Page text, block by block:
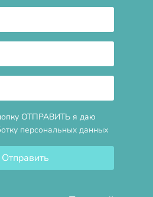
ОТПРАВИТЬ я даю
персональных данных
Отправить